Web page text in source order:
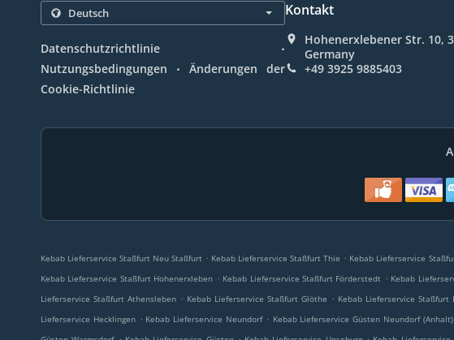
Datenschutzrichtlinie .
Nutzungsbedingungen .
Änderungen der
Cookie-Richtlinie
Kontakt
Hohenerxlebener Str. 10,
Germany
+49 3925 9885403
Kebab Lieferservice Staßfurt Neu Staßfurt . Kebab Lieferservice Staßfurt Thie . Kebab Lieferservice
Kebab Lieferservice Staßfurt Hohenerxleben . Kebab Lieferservice Staßfurt Förderstedt . Kebab
Lieferservice Staßfurt Athensleben . Kebab Lieferservice Staßfurt Glöthe . Kebab Lieferservice Staßfurt
Lieferservice Hecklingen . Kebab Lieferservice Neundorf . Kebab Lieferservice Güsten Neundorf (Anhalt)
. . .